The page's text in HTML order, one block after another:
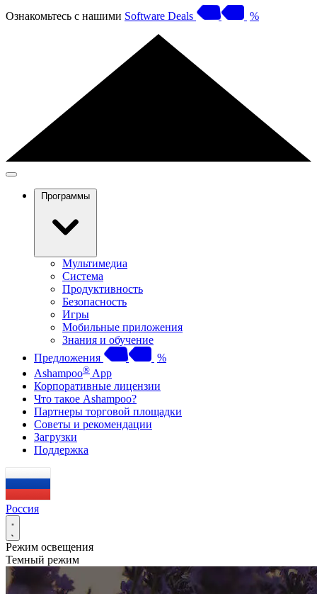
Ознакомьтесь с нашими Software Deals %
Программы
Мультимедиа
Система
Продуктивность
Безопасность
Игры
Мобильные приложения
Знания и обучение
Предложения
%
Ashampoo® App
Корпоративные лицензии
Что такое Ashampoo?
Партнеры торговой площадки
Советы и рекомендации
Загрузки
Поддержка
Россия
Режим освещения
Темный режим